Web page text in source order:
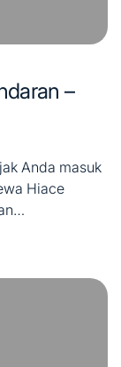
–
Anda masuk
Hiace